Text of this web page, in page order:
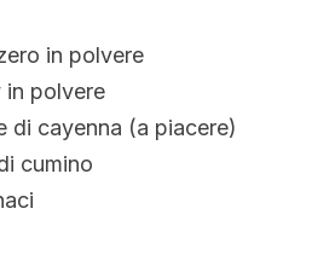
in polvere
in polvere
di cayenna (a piacere)
cumino